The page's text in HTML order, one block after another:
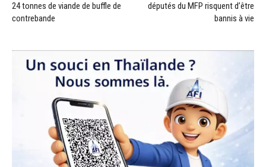
24 tonnes de viande de buffle de
contrebande
députés du MFP risquent d’être
bannis à vie